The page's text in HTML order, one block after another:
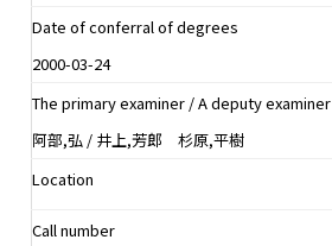
Date of conferral of degrees
2000-03-24
The primary examiner / A deputy examiner
阿部,弘 / 井上,芳郎 杉原,平樹
Location
Call number